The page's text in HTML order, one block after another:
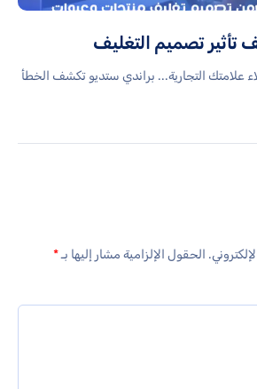
تصميم التغليف
علامتك التجارية... براندي ستديو تكشف الخطأ
الحقول الإلزامية مشار إليها بـ*